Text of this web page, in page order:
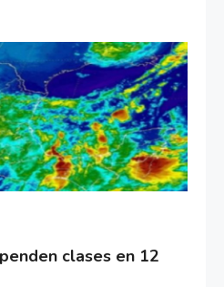
clases en 12